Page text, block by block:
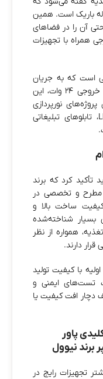
باریک است. همین
آن را در فضاهای
همراه با تجهیزات
است که به جریان
نسبتاً کم اما پایدار نیاز دارند. با توان خروجی ۲۴ وات، این
نورپردازی
کوچک، سیستم‌های نظارتی، انواع LED، تابلوهای تبلیغاتی
تأکید کرد که برند
مطرح و تخصصی در
کیفیت ساخت بالا و
بسیار شناخته‌شده
همواره از نظر
دارند.
با کیفیت تولید
تست‌های ایمنی و
دچار افت کیفیت یا
پاور
تجهیزات رایج در